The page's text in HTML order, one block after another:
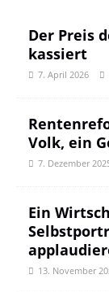
Der Preis
kassiert
7. April 2026
Volk, ein
7. Dezember
Ein
13. November